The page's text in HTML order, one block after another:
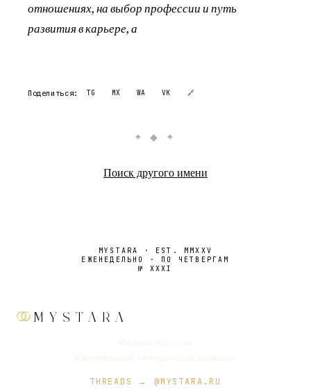
отношениях, на выбор профессии и путь
развития в карьере, а
Поделиться: TG MX WA VK 🔗
✦ ◆ ✦
Поиск другого имени
MYSTARA · EST. MMXXV
ЕЖЕНЕДЕЛЬНО · ПО ЧЕТВЕРГАМ
№ XXXI
MYSTARA
THREADS → @MYSTARA.RU